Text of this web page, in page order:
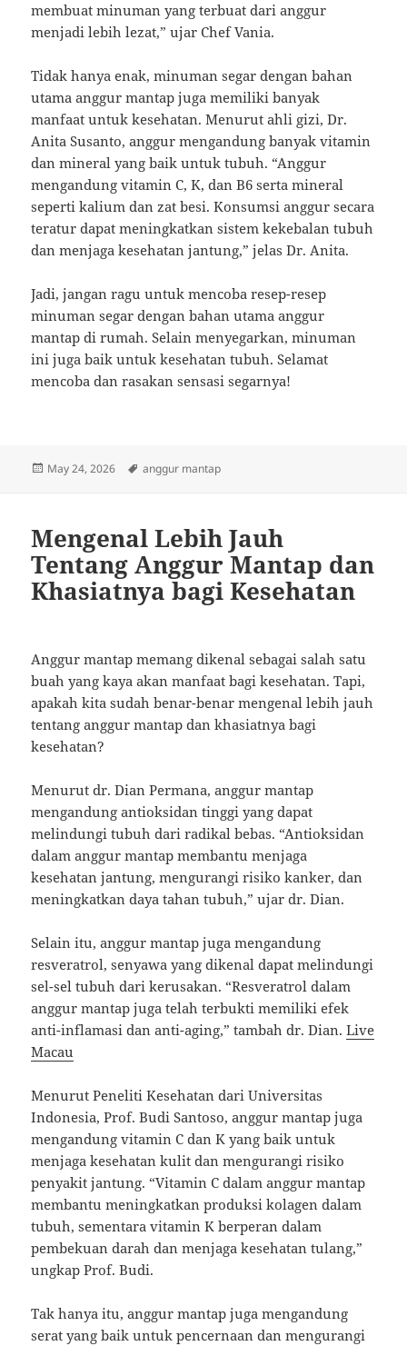
membuat minuman yang terbuat dari anggur
menjadi lebih lezat,” ujar Chef Vania.
Tidak hanya enak, minuman segar dengan bahan
utama anggur mantap juga memiliki banyak
manfaat untuk kesehatan. Menurut ahli gizi, Dr.
Anita Susanto, anggur mengandung banyak vitamin
dan mineral yang baik untuk tubuh. “Anggur
mengandung vitamin C, K, dan B6 serta mineral
seperti kalium dan zat besi. Konsumsi anggur secara
teratur dapat meningkatkan sistem kekebalan tubuh
dan menjaga kesehatan jantung,” jelas Dr. Anita.
Jadi, jangan ragu untuk mencoba resep-resep
minuman segar dengan bahan utama anggur
mantap di rumah. Selain menyegarkan, minuman
ini juga baik untuk kesehatan tubuh. Selamat
mencoba dan rasakan sensasi segarnya!
Posted
May 24, 2026 Tags
anggur mantap
Mengenal Lebih Jauh
Tentang Anggur Mantap dan
Khasiatnya bagi Kesehatan
Anggur mantap memang dikenal sebagai salah satu
buah yang kaya akan manfaat bagi kesehatan. Tapi,
apakah kita sudah benar-benar mengenal lebih jauh
tentang anggur mantap dan khasiatnya bagi
kesehatan?
Menurut dr. Dian Permana, anggur mantap
mengandung antioksidan tinggi yang dapat
melindungi tubuh dari radikal bebas. “Antioksidan
dalam anggur mantap membantu menjaga
kesehatan jantung, mengurangi risiko kanker, dan
meningkatkan daya tahan tubuh,” ujar dr. Dian.
Selain itu, anggur mantap juga mengandung
resveratrol, senyawa yang dikenal dapat melindungi
sel-sel tubuh dari kerusakan. “Resveratrol dalam
anggur mantap juga telah terbukti memiliki efek
anti-inflamasi dan anti-aging,” tambah dr. Dian.Live
Macau
Menurut Peneliti Kesehatan dari Universitas
Indonesia, Prof. Budi Santoso, anggur mantap juga
mengandung vitamin C dan K yang baik untuk
menjaga kesehatan kulit dan mengurangi risiko
penyakit jantung. “Vitamin C dalam anggur mantap
membantu meningkatkan produksi kolagen dalam
tubuh, sementara vitamin K berperan dalam
pembekuan darah dan menjaga kesehatan tulang,”
ungkap Prof. Budi.
Tak hanya itu, anggur mantap juga mengandung
serat yang baik untuk pencernaan dan mengurangi